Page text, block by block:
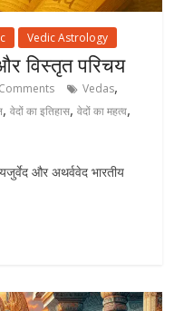
Vedic Astrology
विस्तृत परिचय
Vedas,
,वेदों का इतिहास,वेदों का महत्व,
और अथर्ववेद भारतीय